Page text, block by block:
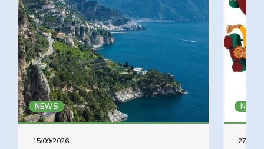
NEWS
15/09/2026
NEWS
27/08/